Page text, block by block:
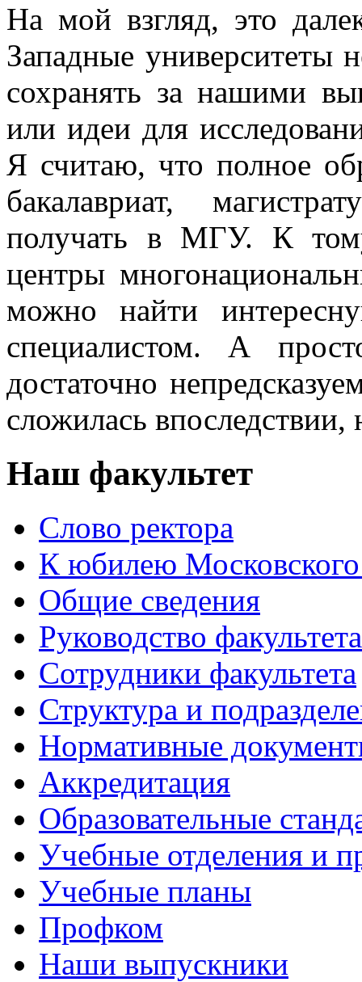
На мой взгляд, это
Западные университеты
сохранять за нашими
или идеи для
Я считаю, что полное
бакалавриат,
получать в МГУ. К
центры
можно найти
специалистом. А
достаточно
сложилась
Наш факультет
Слово ректора
К юбилею Московского
Общие сведения
Руководство факультета
Сотрудники факультета
Структура и
Нормативные
Аккредитация
Образовательные
Учебные отделения и
Учебные планы
Профком
Наши выпускники